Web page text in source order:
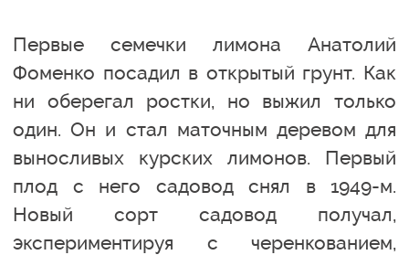
Первые семечки лимона Анатолий
Фоменко посадил в открытый грунт. Как
ни оберегал ростки, но выжил только
один. Он и стал маточным деревом для
выносливых курских лимонов. Первый
плод с него садовод снял в 1949-м.
Новый сорт садовод получал,
экспериментируя с черенкованием,